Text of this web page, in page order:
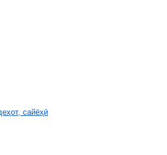
сайёҳӣ